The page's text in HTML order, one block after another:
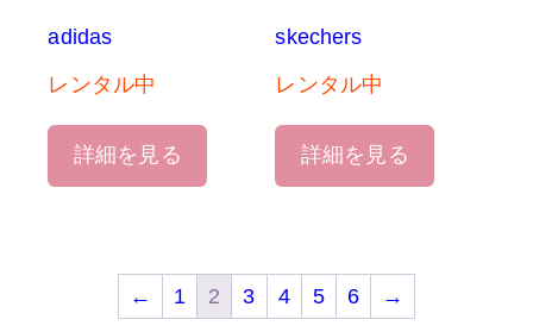
adidas
レンタル中
詳細を見る
skechers
レンタル中
詳細を見る
← 1 2 3 4 5 6 →